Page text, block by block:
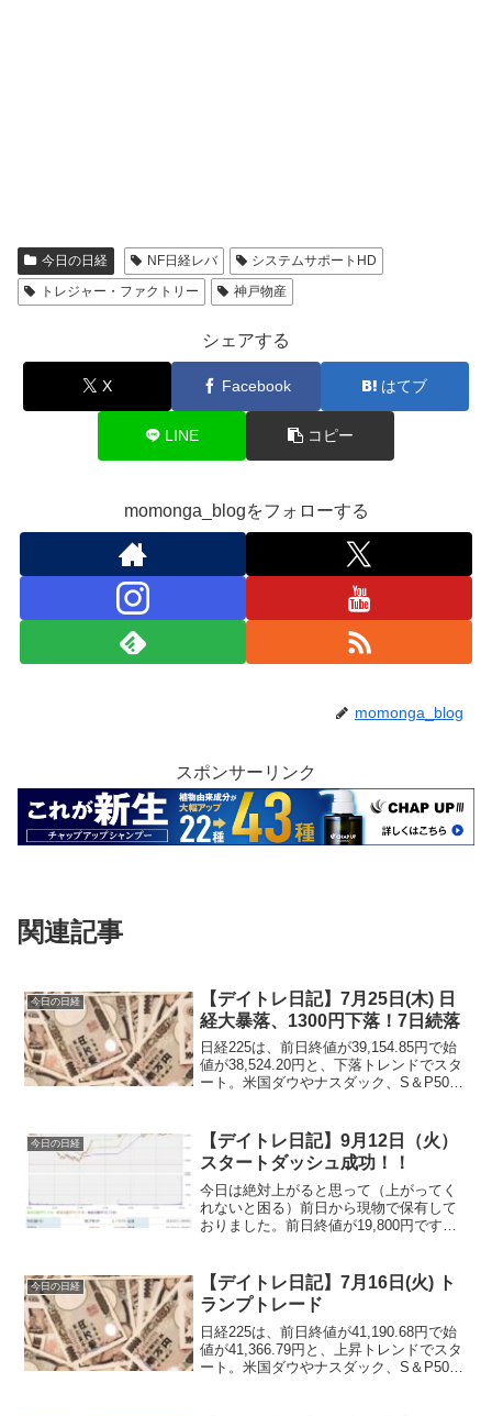
今日の日経 NF日経レバ
システムサポートHD
トレジャー・ファクトリー
神戸物産
シェアする
X Facebook はてブ
LINE コピー
momonga_blogをフォローする
momonga_blog
スポンサーリンク
関連記事
今日の日経
【デイトレ日記】7月25日(木) 日
経大暴落、1300円下落！7日続落
日経225は、前日終値が39,154.85円で始
値が38,524.20円と、下落トレンドでスタ
ート。米国ダウやナスダック、S＆P500
今日の日経
【デイトレ日記】9月12日（火）
スタートダッシュ成功！！
今日は絶対上がると思って（上がってく
れないと困る）前日から現物で保有して
おりました。前日終値が19,800円です。
万円ぐらい利益が出ていたのですが、売
却処理をしている間に下がってしまい、
この金額に・・・。
今日の日経
【デイトレ日記】7月16日(火) ト
ランプトレード
日経225は、前日終値が41,190.68円で始
値が41,366.79円と、上昇トレンドでスタ
ート。米国ダウやナスダック、S＆P500